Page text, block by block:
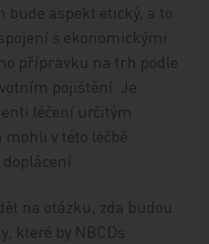
aspekt etický, a to
s ekonomickými
přípravku na trh podle
pojištění. Je
léčení určitým
v této léčbě
na otázku, zda budou
které by NBCDs